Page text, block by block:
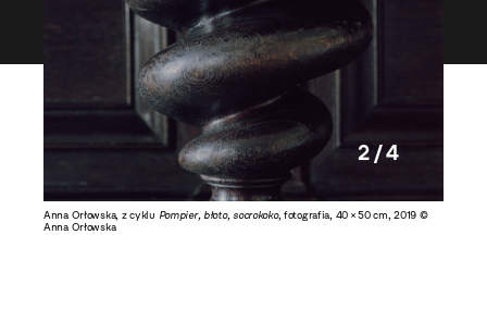
Anna Orłowska, z cyklu Pompier, błoto, socrokoko, fotografia, 40 × 50 cm, 2019 ©
Anna Orłowska
2 / 4